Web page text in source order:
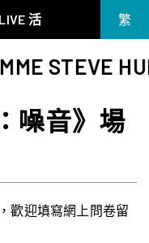
《五行》
藝術學堂 2026》
州巡演 2026
活 繁
HUI
噪音》場
，歡迎填寫網上問卷留